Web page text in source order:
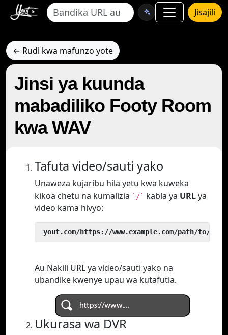
Jisajili
← Rudi kwa mafunzo yote
Jinsi ya kuunda
mabadiliko Footy Room
kwa WAV
Tafuta video/sauti yako
Unaweza kujaribu hila yetu kwa kuweka
kikoa chetu na kumalizia `/` kabla ya URLya
video kama hivyo:
yout.com/https://www.example.com/path/to/
Au Nakili URL ya video/sauti yako na
ubandike kwenye upau wa kutafutia.
Ukurasa wa DVR